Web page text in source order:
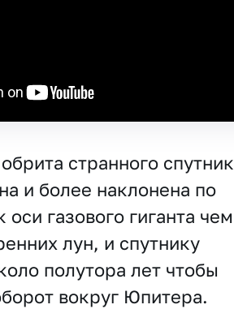
странного
и более наклонена по
газового гиганта чем
лун, и спутнику
полутора лет чтобы
вокруг Юпитера.